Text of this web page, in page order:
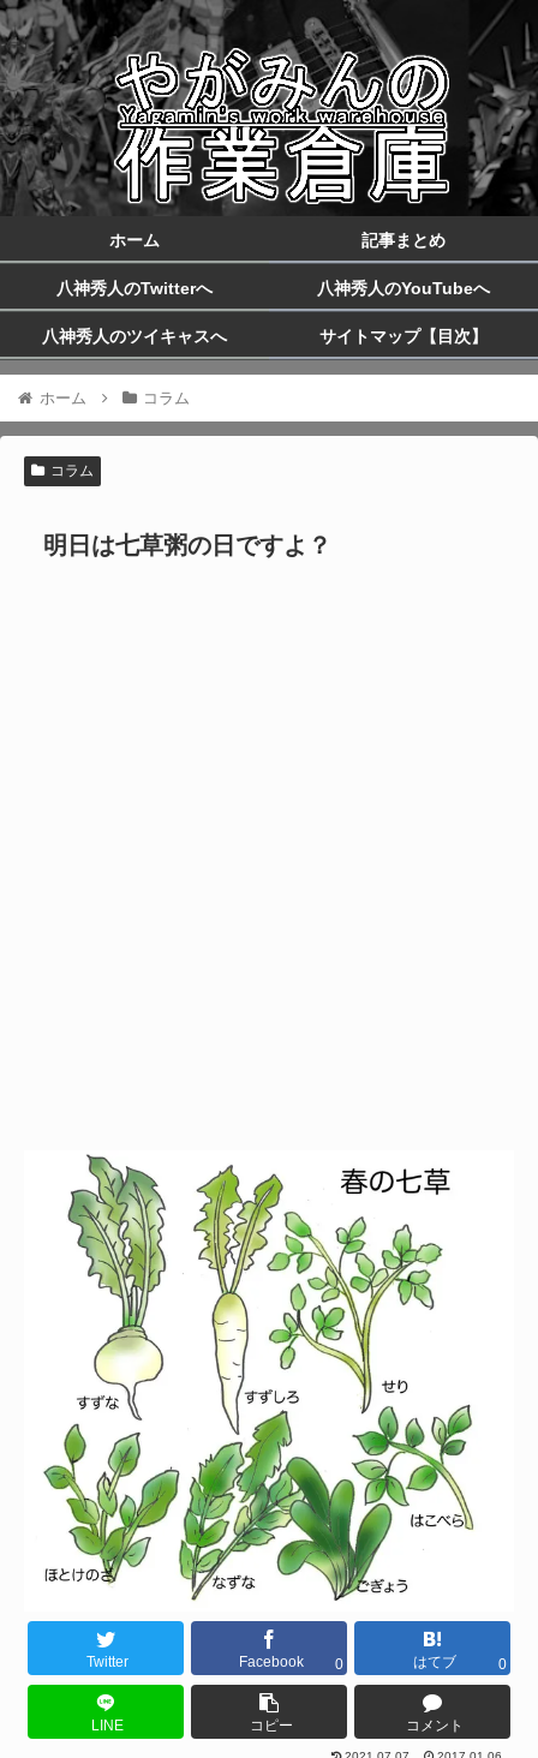
ホーム 記事まとめ
八神秀人のTwitterへ 八神秀人のYouTubeへ
八神秀人のツイキャスへ サイトマップ【目次】
ホーム コラム
コラム
明日は七草粥の日ですよ？
Twitter Facebook 0 はてブ 0
LINE コピー コメント